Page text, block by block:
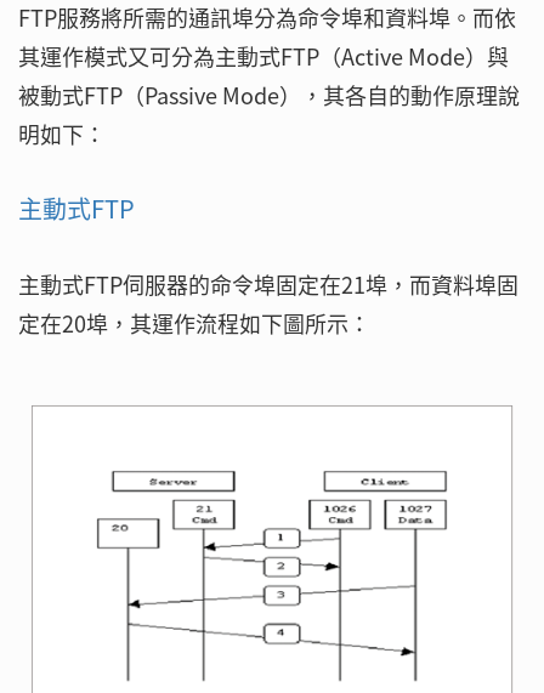
FTP服務將所需的通訊埠分為命令埠和資料埠。而依
其運作模式又可分為主動式FTP（Active Mode）與
被動式FTP（Passive Mode），其各自的動作原理說
明如下：
主動式FTP
主動式FTP伺服器的命令埠固定在21埠，而資料埠固
定在20埠，其運作流程如下圖所示：